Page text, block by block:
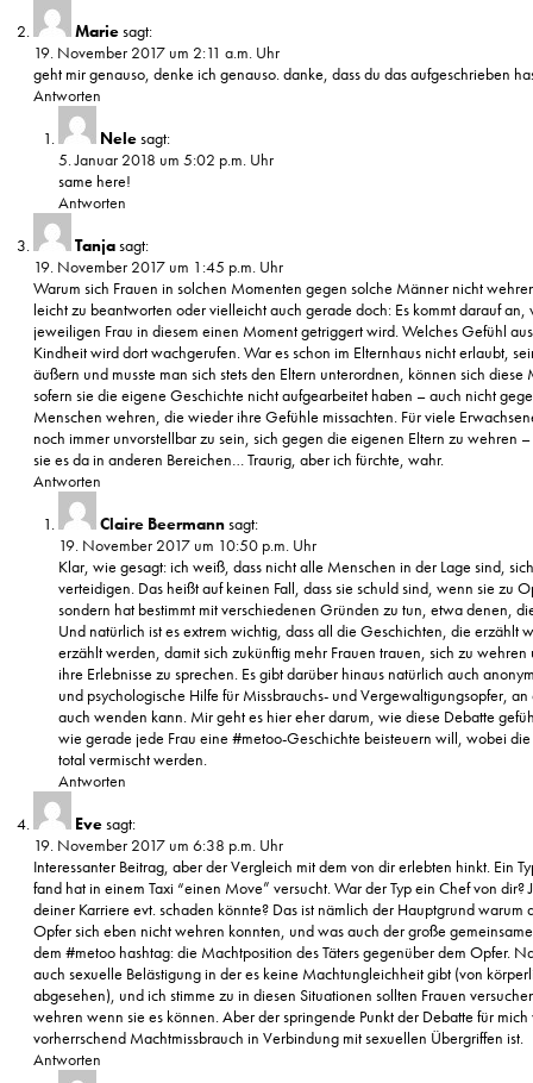
Marie sagt:
19. November 2017 um 2:11 a.m. Uhr
geht mir genauso, denke ich genauso. danke, dass du das aufgeschrieben
Antworten
Nele sagt:
5. Januar 2018 um 5:02 p.m. Uhr
same here!
Antworten
Tanja sagt:
19. November 2017 um 1:45 p.m. Uhr
Warum sich Frauen in solchen Momenten gegen solche Männer nicht
leicht zu beantworten oder vielleicht auch gerade doch: Es kommt darauf an,
jeweiligen Frau in diesem einen Moment getriggert wird. Welches Gefühl
Kindheit wird dort wachgerufen. War es schon im Elternhaus nicht erlaubt,
äußern und musste man sich stets den Eltern unterordnen, können sich diese
sofern sie die eigene Geschichte nicht aufgearbeitet haben – auch nicht
Menschen wehren, die wieder ihre Gefühle missachten. Für viele
noch immer unvorstellbar zu sein, sich gegen die eigenen Eltern zu wehren
sie es da in anderen Bereichen… Traurig, aber ich fürchte, wahr.
Antworten
Claire Beermann sagt:
19. November 2017 um 10:50 p.m. Uhr
Klar, wie gesagt: ich weiß, dass nicht alle Menschen in der Lage sind,
verteidigen. Das heißt auf keinen Fall, dass sie schuld sind, wenn sie zu
sondern hat bestimmt mit verschiedenen Gründen zu tun, etwa denen,
Und natürlich ist es extrem wichtig, dass all die Geschichten, die erzählt
erzählt werden, damit sich zukünftig mehr Frauen trauen, sich zu
ihre Erlebnisse zu sprechen. Es gibt darüber hinaus natürlich auch
und psychologische Hilfe für Missbrauchs- und Vergewaltigungsopfer, an
auch wenden kann. Mir geht es hier eher darum, wie diese Debatte
wie gerade jede Frau eine #metoo-Geschichte beisteuern will, wobei
total vermischt werden.
Antworten
Eve sagt:
19. November 2017 um 6:38 p.m. Uhr
Interessanter Beitrag, aber der Vergleich mit dem von dir erlebten hinkt. Ein
fand hat in einem Taxi “einen Move” versucht. War der Typ ein Chef von dir?
deiner Karriere evt. schaden könnte? Das ist nämlich der Hauptgrund warum
Opfer sich eben nicht wehren konnten, und was auch der große
dem #metoo hashtag: die Machtposition des Täters gegenüber dem Opfer.
auch sexuelle Belästigung in der es keine Machtungleichheit gibt (von
abgesehen), und ich stimme zu in diesen Situationen sollten Frauen
wehren wenn sie es können. Aber der springende Punkt der Debatte für
vorherrschend Machtmissbrauch in Verbindung mit sexuellen Übergriffen ist.
Antworten